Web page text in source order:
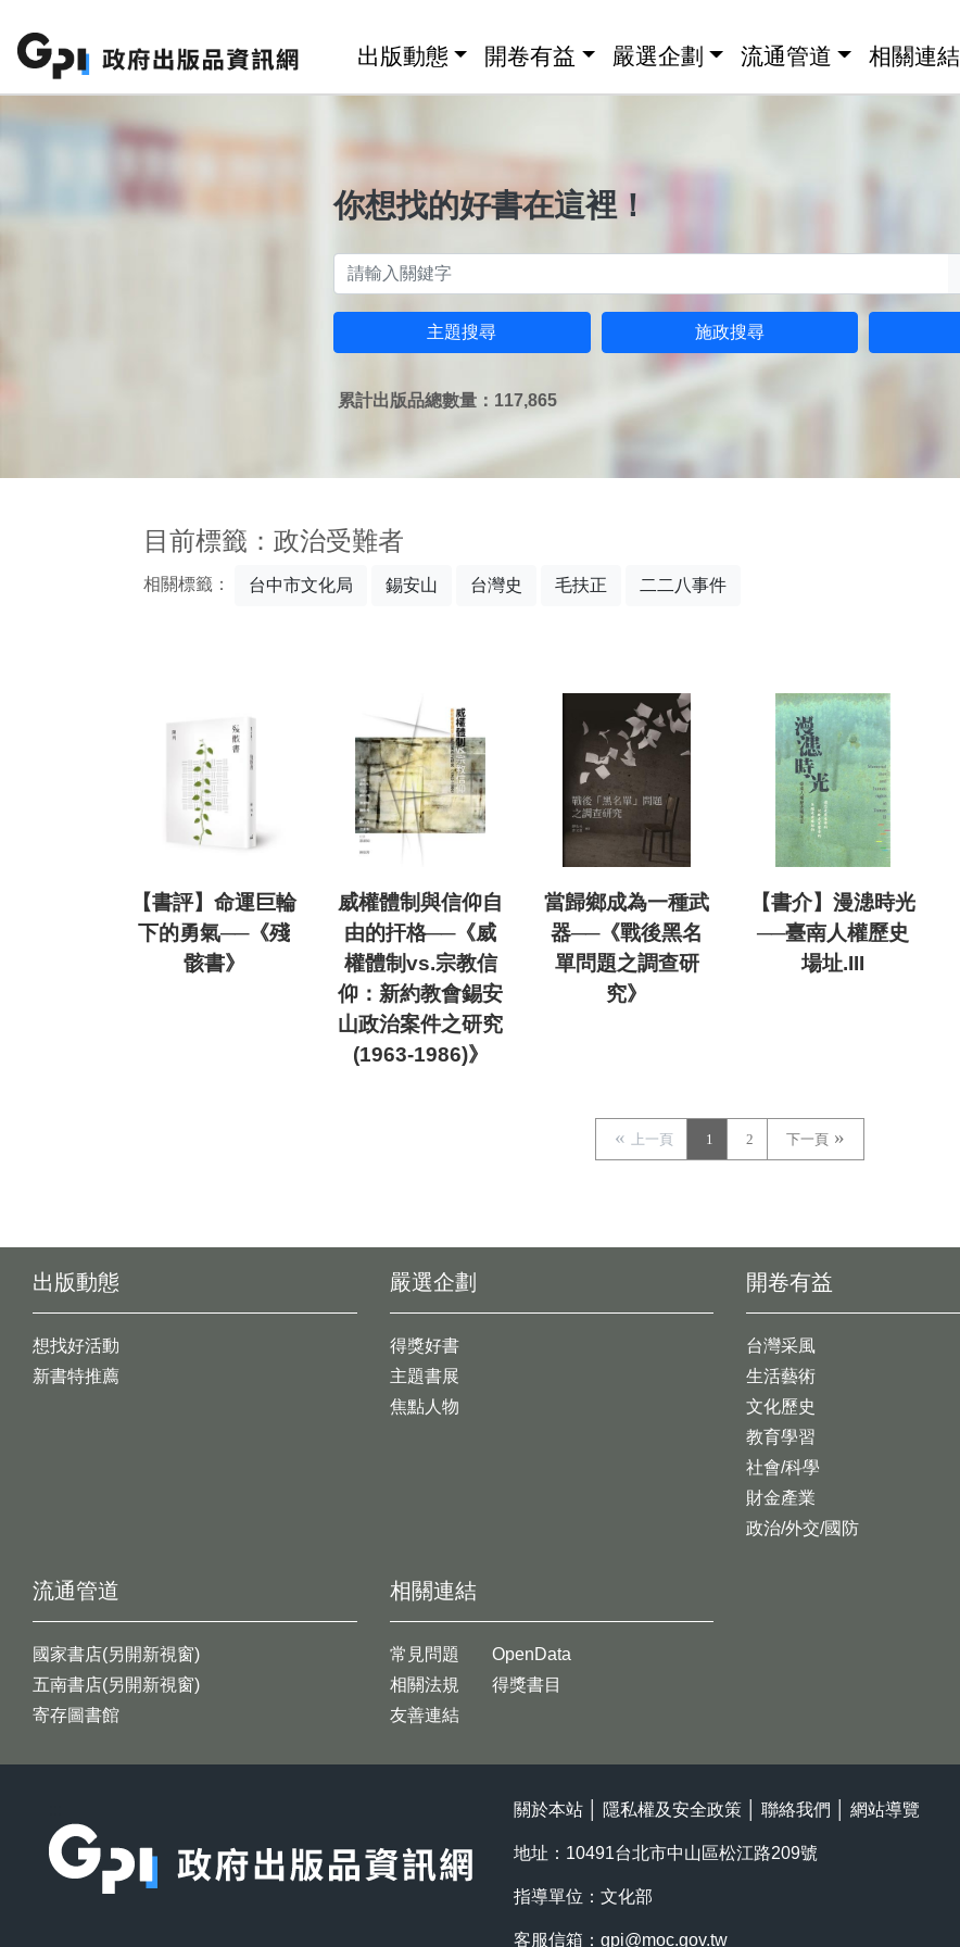
出版動態 開卷有益 嚴選企劃 流通管道 相關連結
你想找的好書在這裡！
主題搜尋 施政搜尋
累計出版品總數量：117,865
目前標籤：政治受難者
相關標籤： 台中市文化局 錫安山 台灣史 毛扶正 二二八事件
【書評】命運巨輪
下的勇氣──《殘
骸書》
威權體制與信仰自
由的扞格──《威
權體制vs.宗教信
仰：新約教會錫安
山政治案件之研究
(1963-1986)》
當歸鄉成為一種武
器──《戰後黑名
單問題之調查研
究》
【書介】漫漶時光
──臺南人權歷史
場址.III
上一頁 1 2 下一頁
出版動態
想找好活動
新書特推薦
開卷有益
台灣采風
生活藝術
文化歷史
教育學習
社會/科學
財金產業
政治/外交/國防
嚴選企劃
得獎好書
主題書展
焦點人物
流通管道
國家書店(另開新視窗)
五南書店(另開新視窗)
寄存圖書館
相關連結
常見問題
相關法規
友善連結
OpenData
得獎書目
關於本站 隱私權及安全政策 聯絡我們 網站導覽
地址：10491台北市中山區松江路209號
指導單位：文化部
客服信箱： gpi@moc.gov.tw